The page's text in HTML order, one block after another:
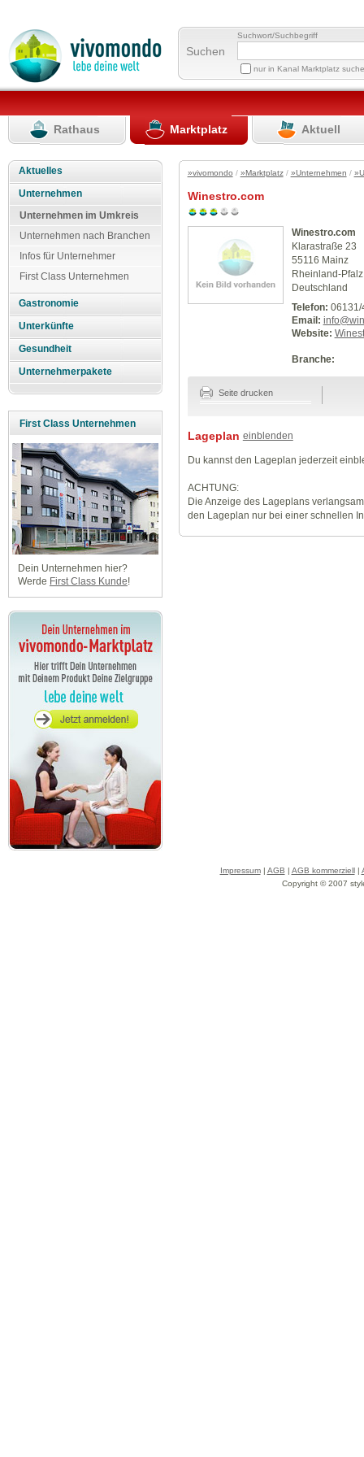
Suchen
Suchwort/Suchbegriff
nur in Kanal Marktplatz
Rathaus Marktplatz Aktuell
Aktuelles
Unternehmen
Unternehmen im Umkreis
Unternehmen nach Branchen
Infos für Unternehmer
First Class Unternehmen
Gastronomie
Unterkünfte
Gesundheit
Unternehmerpakete
First Class Unternehmen
Dein Unternehmen hier?
Werde First Class Kunde!
»vivomondo / »Marktplatz/ »Unternehmen /
Winestro.com
Winestro.com
Klarastraße 23
55116 Mainz
Rheinland-Pfalz
Deutschland
Telefon: 06131/
Email:
Website:
Branche:
Seite drucken
Lageplan einblenden
Du kannst den Lageplan jederzeit
ACHTUNG:
Die Anzeige des Lageplans
den Lageplan nur bei einer schnellen
Impressum| AGB | AGB kommerziell|
Copyright © 2007